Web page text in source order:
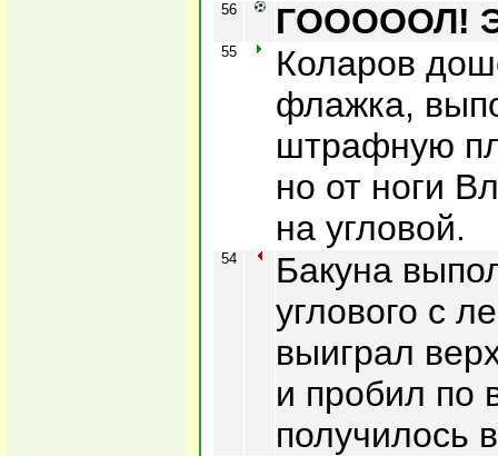
56 ГОООООЛ!
55
Коларов
флажка,
штрафную
но от ноги
на угловой.
54
Бакуна
углового с
выиграл
и пробил по
получилось